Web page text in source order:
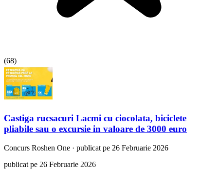
(68)
Castiga rucsacuri Lacmi cu ciocolata, biciclete
pliabile sau o excursie in valoare de 3000 euro
Concurs Roshen One · publicat pe 26 Februarie 2026
publicat pe 26 Februarie 2026